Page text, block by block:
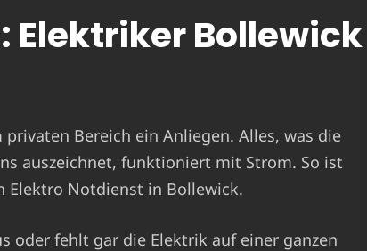
Elektriker Bollewick
Bereich ein Anliegen. Alles, was die
auszeichnet, funktioniert mit Strom. So ist
Elektro Notdienst in Bollewick.
oder fehlt gar die Elektrik auf einer ganzen